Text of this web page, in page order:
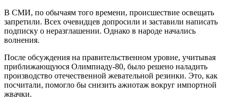
В СМИ, по обычаям того времени, происшествие освещать
запретили. Всех очевидцев допросили и заставили написать
подписку о неразглашении. Однако в народе начались
волнения.
После обсуждения на правительственном уровне, учитывая
приближающуюся Олимпиаду-80, было решено наладить
производство отечественной жевательной резинки. Это, как
посчитали, помогло бы снизить ажиотаж вокруг импортной
жвачки.